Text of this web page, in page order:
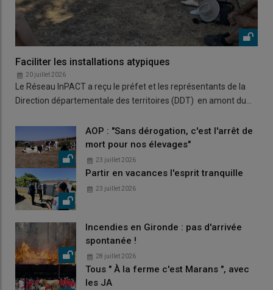
Faciliter les installations atypiques
20 juillet 2026
Le Réseau InPACT a reçu le préfet et les représentants de la
Direction départementale des territoires (DDT) en amont du…
AOP : "Sans dérogation, c'est l'arrêt de
mort pour nos élevages"
23 juillet 2026
Partir en vacances l'esprit tranquille
23 juillet 2026
Incendies en Gironde : pas d'arrivée
spontanée !
28 juillet 2026
Tous " À la ferme c'est Marans ", avec
les JA